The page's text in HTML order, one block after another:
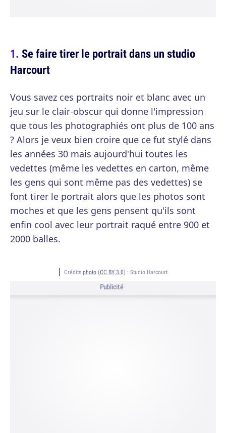
Se faire tirer le portrait dans un studio
Harcourt
Vous savez ces portraits noir et blanc avec un
jeu sur le clair-obscur qui donne l'impression
que tous les photographiés ont plus de 100 ans
? Alors je veux bien croire que ce fut stylé dans
les années 30 mais aujourd'hui toutes les
vedettes (même les vedettes en carton, même
les gens qui sont même pas des vedettes) se
font tirer le portrait alors que les photos sont
moches et que les gens pensent qu'ils sont
enfin cool avec leur portrait raqué entre 900 et
2000 balles.
Crédits photo(CC BY 3.0) : Studio Harcourt
Publicité